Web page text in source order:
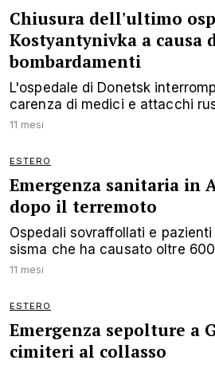
Chiusura dell'ultimo
Kostyantynivka a causa
bombardamenti
L'ospedale di Donetsk
carenza di medici e attacchi
11 mesi
ESTERO
Emergenza sanitaria in
dopo il terremoto
Ospedali sovraffollati e
sisma che ha causato oltre
11 mesi
ESTERO
Emergenza sepolture a
cimiteri al collasso